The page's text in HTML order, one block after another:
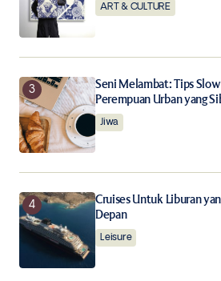
Submit Comment
ART & CULTURE
Seni Melambat: Tips
Perempuan Urban yang
Jiwa
Cruises Untuk Liburan
Depan
Leisure